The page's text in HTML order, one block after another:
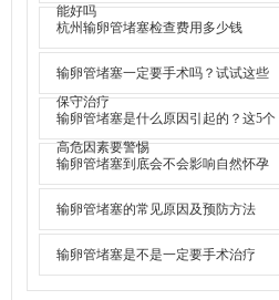
能好吗
杭州输卵管堵塞检查费用多少钱
输卵管堵塞一定要手术吗？试试这些
保守治疗
输卵管堵塞是什么原因引起的？这5个
高危因素要警惕
输卵管堵塞到底会不会影响自然怀孕
输卵管堵塞的常见原因及预防方法
输卵管堵塞是不是一定要手术治疗